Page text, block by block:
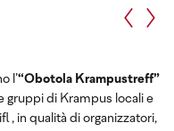
l’“Obotola Krampustreff”
gruppi di Krampus locali e
, in qualità di organizzatori,